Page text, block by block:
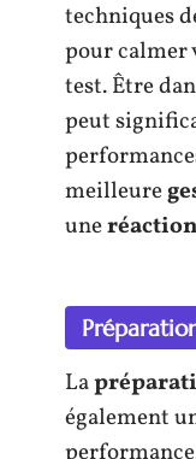
techniques
pour calmer
test. Être
peut
meilleure
une
La
également